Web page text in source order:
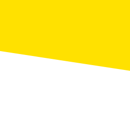
la Fundació Emys, els
es destinen a les accions de
i al suport de la pagesia